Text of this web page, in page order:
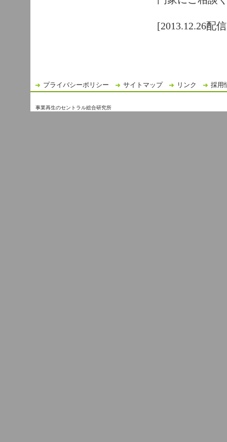
[2013.12.26配
プライバシーポリシー サイトマップ リンク 採用
事業再生のセントラル総合研究所